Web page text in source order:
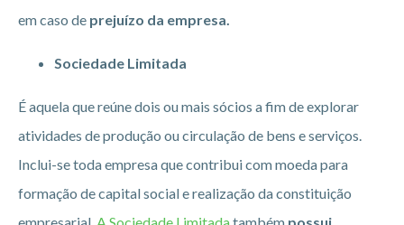
em caso de prejuízo da empresa.
Sociedade Limitada
É aquela que reúne dois ou mais sócios a fim de explorar
atividades de produção ou circulação de bens e serviços.
Inclui-se toda empresa que contribui com moeda para
formação de capital social e realização da constituição
empresarial. A Sociedade Limitadatambém possui